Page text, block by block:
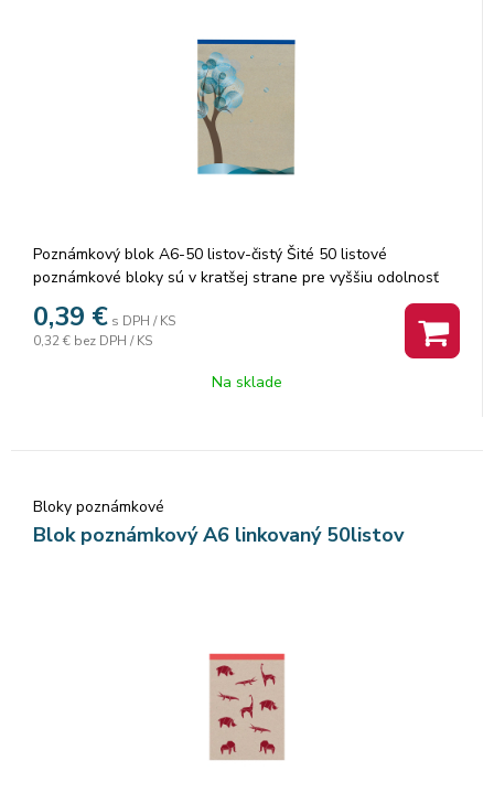
Poznámkový blok A6-50 listov-čistý Šité 50 listové
poznámkové bloky sú v kratšej strane pre vyššiu odolnosť
recyklovaného papiera sú pre ľahšie a presné vytrhnutie
perforované. Balenie: 10 ks. Cena za 1 ks.
0,39 € s DPH / KS
0,32 € bez DPH / KS
Na sklade
Bloky poznámkové
Blok poznámkový A6 linkovaný 50listov